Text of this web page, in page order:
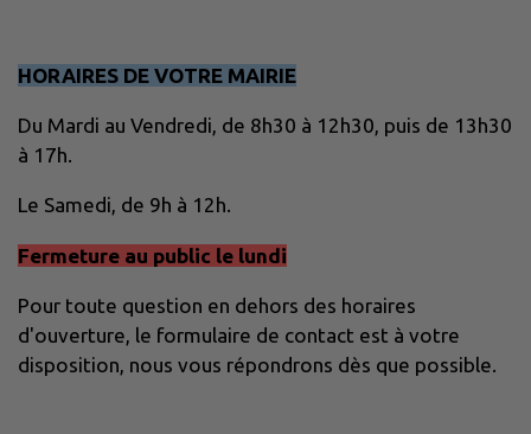
HORAIRES DE VOTRE MAIRIE
Du Mardi au Vendredi, de 8h30 à 12h30, puis de 13h30
à 17h.
Le Samedi, de 9h à 12h.
Fermeture au public le lundi
Pour toute question en dehors des horaires
d'ouverture, le formulaire de contact est à votre
disposition, nous vous répondrons dès que possible.